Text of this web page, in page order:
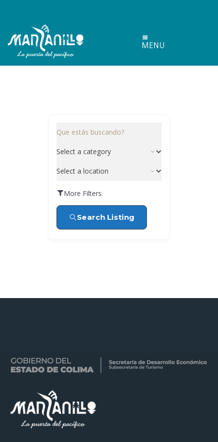
MENU
Que estás buscando?
Select a category
Select a location
More Filters
Search Listing